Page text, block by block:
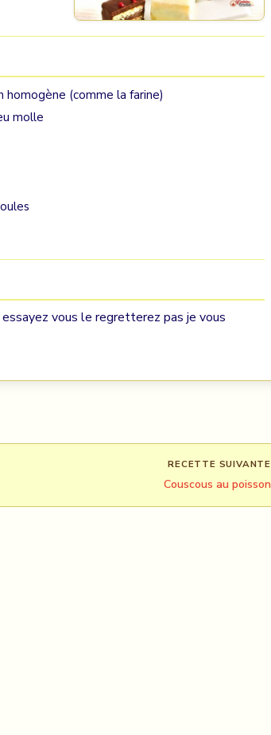
(comme la farine)
molle
vous le regretterez pas je vous
RECETTE SUIVANTE
Couscous au poisson